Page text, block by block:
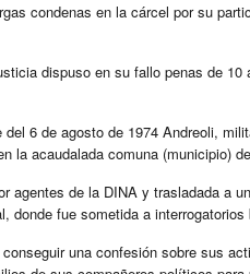
condenas en la cárcel por su
dispuso en su fallo penas de
6 de agosto de 1974 Andreoli,
la acaudalada comuna (municipio)
agentes de la DINA y trasladada a
donde fue sometida a
una confesión sobre sus